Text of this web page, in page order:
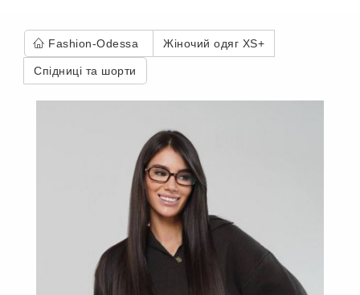
Fashion-Odessa Жіночий одяг XS+
Спідниці та шорти